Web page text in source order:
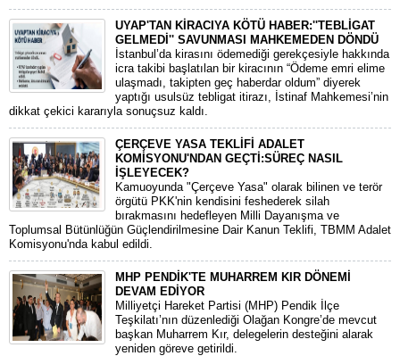
UYAP'TAN KİRACIYA KÖTÜ HABER:''TEBLİGAT
GELMEDİ'' SAVUNMASI MAHKEMEDEN DÖNDÜ
​İstanbul’da kirasını ödemediği gerekçesiyle hakkında
icra takibi başlatılan bir kiracının “Ödeme emri elime
ulaşmadı, takipten geç haberdar oldum” diyerek
yaptığı usulsüz tebligat itirazı, İstinaf Mahkemesi’nin
dikkat çekici kararıyla sonuçsuz kaldı.
ÇERÇEVE YASA TEKLİFİ ADALET
KOMİSYONU'NDAN GEÇTİ:SÜREÇ NASIL
İŞLEYECEK?
​Kamuoyunda "Çerçeve Yasa" olarak bilinen ve terör
örgütü PKK'nin kendisini feshederek silah
bırakmasını hedefleyen Milli Dayanışma ve
Toplumsal Bütünlüğün Güçlendirilmesine Dair Kanun Teklifi, TBMM Adalet
Komisyonu'nda kabul edildi.
MHP PENDİK'TE MUHARREM KIR DÖNEMİ
DEVAM EDİYOR
​Milliyetçi Hareket Partisi (MHP) Pendik İlçe
Teşkilatı’nın düzenlediği Olağan Kongre’de mevcut
başkan Muharrem Kır, delegelerin desteğini alarak
yeniden göreve getirildi.